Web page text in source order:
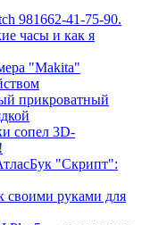
981662-41-75-90.
часы и как я
"Makita"
прикроватный
сопел 3D-
"Скрипт":
своими руками для